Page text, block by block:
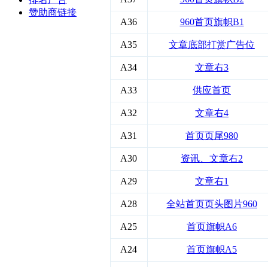
赞助商链接
A36 960首页旗帜B1
A35 文章底部打赏广告位
A34 文章右3
A33 供应首页
A32 文章右4
A31 首页页尾980
A30 资讯、文章右2
A29 文章右1
A28 全站首页页头图片960
A25 首页旗帜A6
A24 首页旗帜A5